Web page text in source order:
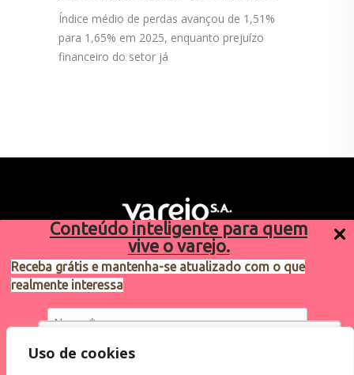
Conteúdo inteligente para quem
vive o varejo.
Receba grátis e mantenha-se atualizado com o que
realmente interessa
Utilizamos cookies para oferecer melhor
Uso de cookies
Índice médio de perdas avançou de 1,51%
para 1,65% em 2025, enquanto prejuízo
financeiro do setor já
Sugestões de pauta
varejosa@cndl.org.br